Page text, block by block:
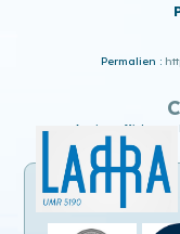
Permalien :
Ancien affichage :